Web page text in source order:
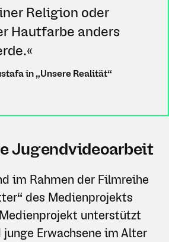
Religion oder
Hautfarbe anders
in „Unsere Realität“
Jugendvideoarbeit
im Rahmen der Filmreihe
des Medienprojekts
unterstützt
Erwachsene im Alter